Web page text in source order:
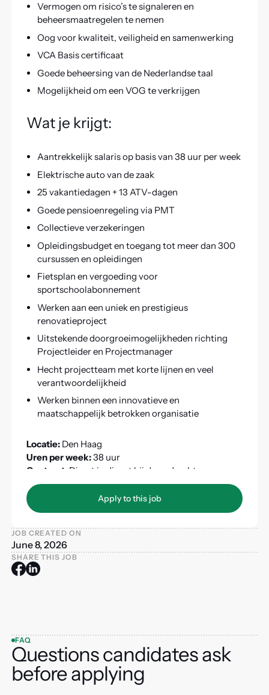
Vermogen om risico’s te signaleren en
beheersmaatregelen te nemen
Oog voor kwaliteit, veiligheid en samenwerking
VCA Basis certificaat
Goede beheersing van de Nederlandse taal
Mogelijkheid om een VOG te verkrijgen
Wat je krijgt:
Aantrekkelijk salaris op basis van 38 uur per week
Elektrische auto van de zaak
25 vakantiedagen + 13 ATV-dagen
Goede pensioenregeling via PMT
Collectieve verzekeringen
Opleidingsbudget en toegang tot meer dan 300
cursussen en opleidingen
Fietsplan en vergoeding voor
sportschoolabonnement
Werken aan een uniek en prestigieus
renovatieproject
Uitstekende doorgroeimogelijkheden richting
Projectleider en Projectmanager
Hecht projectteam met korte lijnen en veel
verantwoordelijkheid
Werken binnen een innovatieve en
maatschappelijk betrokken organisatie
Locatie:Den Haag
Uren per week:38 uur
Contract: Direct in dienst bij de opdrachtgever
Apply to this job
Apply to this job
JOB CREATED ON
June 8, 2026
SHARE THIS JOB
FAQ
Questions candidates ask
before applying